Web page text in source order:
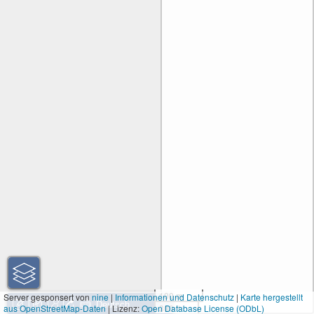
100 m
300 ft
Server gesponsert vonnine|Informationen und Datenschutz | Karte hergestellt
aus OpenStreetMap-Daten| Lizenz:Open Database License (ODbL)